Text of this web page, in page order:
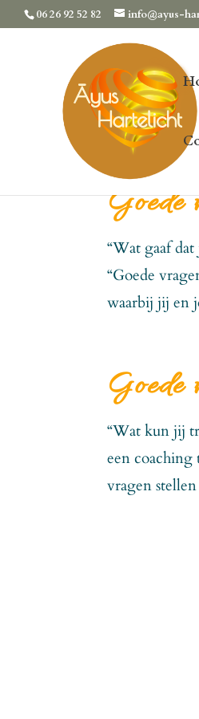
06 26 92 52 82 info@ayus-
Goede
“Wat gaaf
“Goede
waarbij jij en
Goede
“Wat kun jij
een coaching
vragen